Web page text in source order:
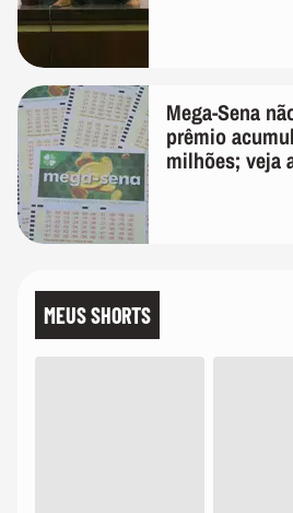
Mega-Sena
prêmio
milhões; veja
MEUS SHORTS